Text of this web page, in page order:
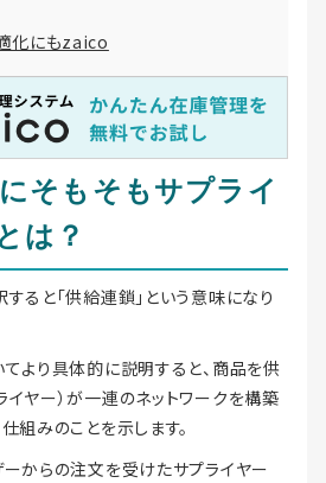
化にもzaico
そもそもサプライ
は？
ると「供給連鎖」という意味になり
てより具体的に説明すると、商品を供
イヤー）が一連のネットワークを構築
組みのことを示します。
ーからの注文を受けたサプライヤー